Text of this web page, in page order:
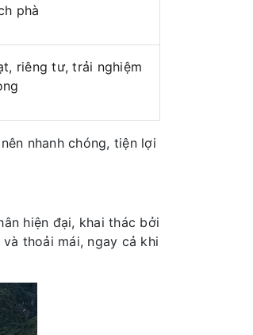
phà
riêng tư, trải nghiệm
nhanh chóng, tiện lợi
hiện đại, khai thác bởi
thoải mái, ngay cả khi